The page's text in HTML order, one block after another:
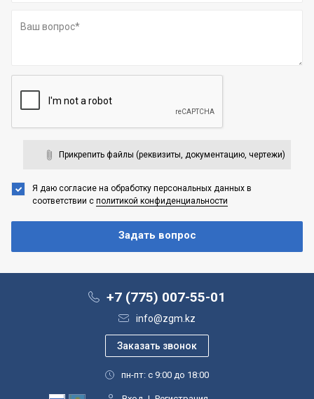
Прикрепить файлы (реквизиты, документацию, чертежи)
Я даю согласие на обработку персональных данных в
соответствии с политикой конфиденциальности
+7 (775) 007-55-01
info@zgm.kz
пн-пт: с 9:00 до 18:00